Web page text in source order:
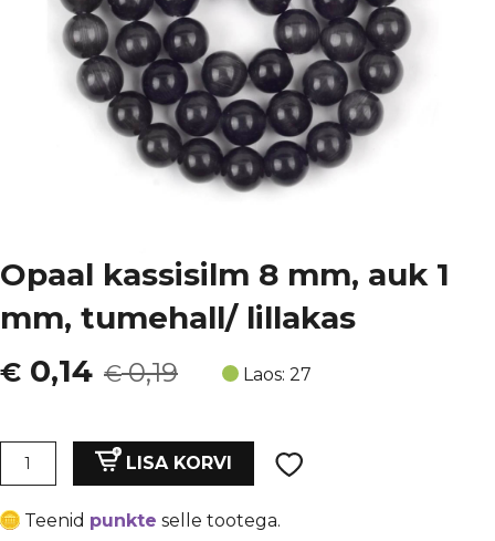
Opaal kassisilm 8 mm, auk 1
mm, tumehall/ lillakas
€0,19
Algne
oli:
€ 0,19.
€ 0,14
Current
is:
€ 0,14.
Laos: 27
Opaal
mm,
LISA KORVI
Teenid punkte selle tootega.